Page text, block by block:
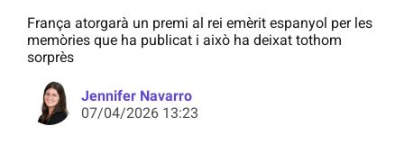
França atorgarà un premi al rei emèrit espanyol per les
memòries que ha publicat i això ha deixat tothom
sorprès
Jennifer Navarro
07/04/2026 13:23